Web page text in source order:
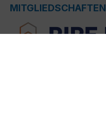
MITGLIEDSCHAFTEN